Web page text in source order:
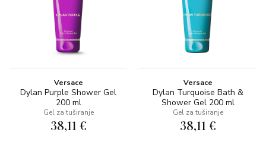
Versace
Dylan Purple Shower Gel
200 ml
Gel za tuširanje
38,11 €
Versace
Dylan Turquoise Bath &
Shower Gel 200 ml
Gel za tuširanje
38,11 €